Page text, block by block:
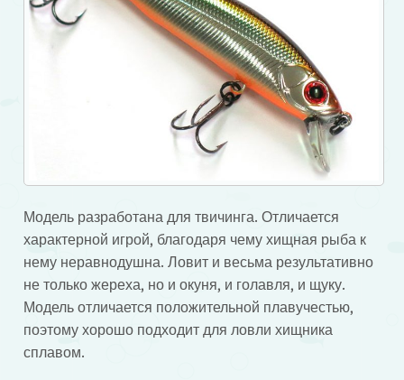
Модель разработана для твичинга. Отличается
характерной игрой, благодаря чему хищная рыба к
нему неравнодушна. Ловит и весьма результативно
не только жереха, но и окуня, и голавля, и щуку.
Модель отличается положительной плавучестью,
поэтому хорошо подходит для ловли хищника
сплавом.